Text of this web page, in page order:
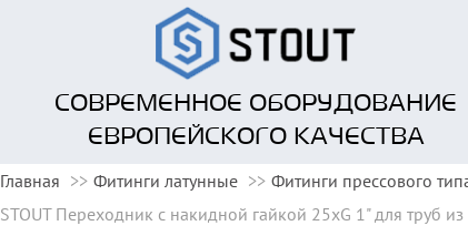
СОВРЕМЕННОЕ ОБОРУДОВАНИЕ
ЕВРОПЕЙСКОГО КАЧЕСТВА
Главная Фитинги латунные
Фитинги прессового
STOUT Переходник с накидной гайкой 25xG 1" для труб